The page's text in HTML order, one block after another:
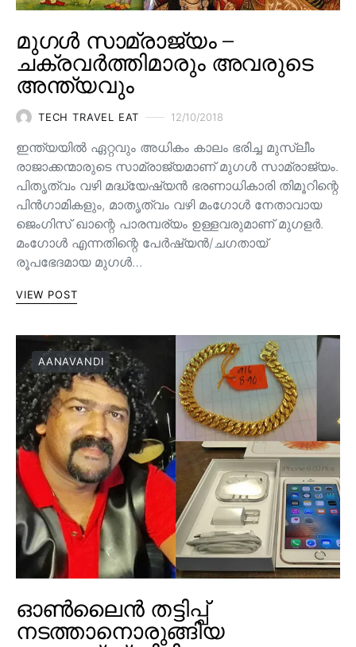
മുഗൾ സാമ്രാജ്യം –
ചക്രവർത്തിമാരും അവരുടെ
അന്ത്യവും
TECH TRAVEL EAT 12/10/2018
ഇന്ത്യയിൽ ഏറ്റവും അധികം കാലം ഭരിച്ച മുസ്ലീം
രാജാക്കന്മാരുടെ സാമ്രാജ്യമാണ് മുഗൾ സാമ്രാജ്യം.
പിതൃത്വം വഴി മദ്ധ്യേഷ്യൻ ഭരണാധികാരി തിമൂറിന്റെ
പിൻ‌ഗാമികളും, മാതൃത്വം വഴി മംഗോൾ നേതാവായ
ജെംഗിസ് ഖാന്റെ പാരമ്പര്യം ഉള്ളവരുമാണ്‌ മുഗളർ.
മംഗോൾ എന്നതിന്റെ പേർഷ്യൻ/ചഗതായ്
രൂപഭേദമായ മുഗൾ…
VIEW POST
AANAVANDI
ഓൺലൈൻ തട്ടിപ്പ്
നടത്താനൊരുങ്ങിയ